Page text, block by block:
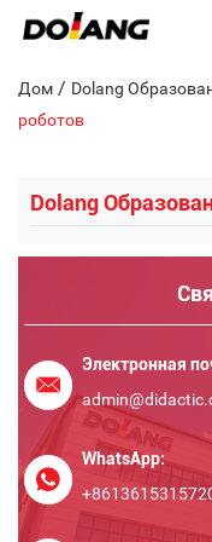
Дом / Dolang
роботов
Dolang
Электронная
WhatsApp: